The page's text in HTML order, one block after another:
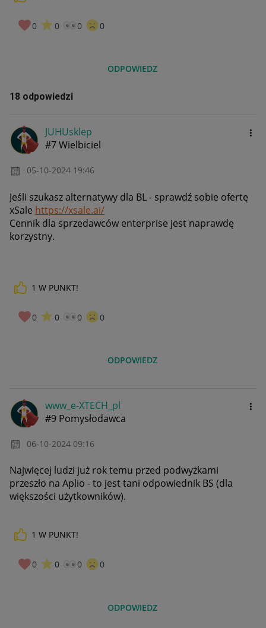
0 0 0 0
ODPOWIEDZ
18 odpowiedzi
JUHUsklep
#7 Wielbiciel
‎05-10-2024 19:46
Jeśli szukasz alternatywy dla BL - sprawdź sobie ofertę
xSale https://xsale.ai/
Cennik dla sprzedawców enterprise jest naprawdę
korzystny.
1 W PUNKT!
0 0 0 0
ODPOWIEDZ
www_e-XTECH_pl
#9 Pomysłodawca
‎06-10-2024 09:16
Najwięcej ludzi już rok temu przed podwyżkami
przeszło na Aplio - to jest tani odpowiednik BS (dla
większości użytkowników).
1 W PUNKT!
0 0 0 0
ODPOWIEDZ